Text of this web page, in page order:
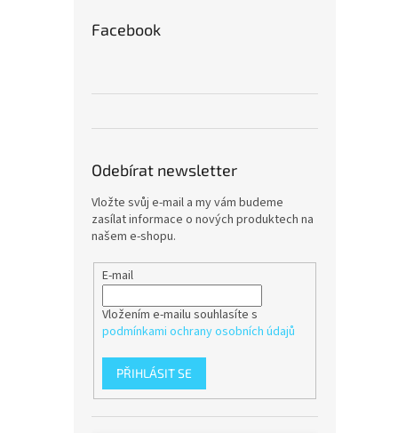
Facebook
Odebírat newsletter
Vložte svůj e-mail a my vám budeme
zasílat informace o nových produktech na
našem e-shopu.
E-mail
Vložením e-mailu souhlasíte s
podmínkami ochrany osobních údajů
PŘIHLÁSIT SE